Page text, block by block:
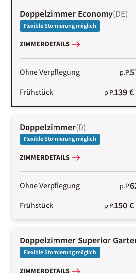
Doppelzimmer Economy(DE)
Flexible Stornierung möglich
ZIMMERDETAILS
Ohne Verpflegung p.P.
Frühstück p.P.139 €
Doppelzimmer(D)
Flexible Stornierung möglich
ZIMMERDETAILS
Ohne Verpflegung p.P.
Frühstück p.P.150 €
Doppelzimmer Superior
Flexible Stornierung möglich